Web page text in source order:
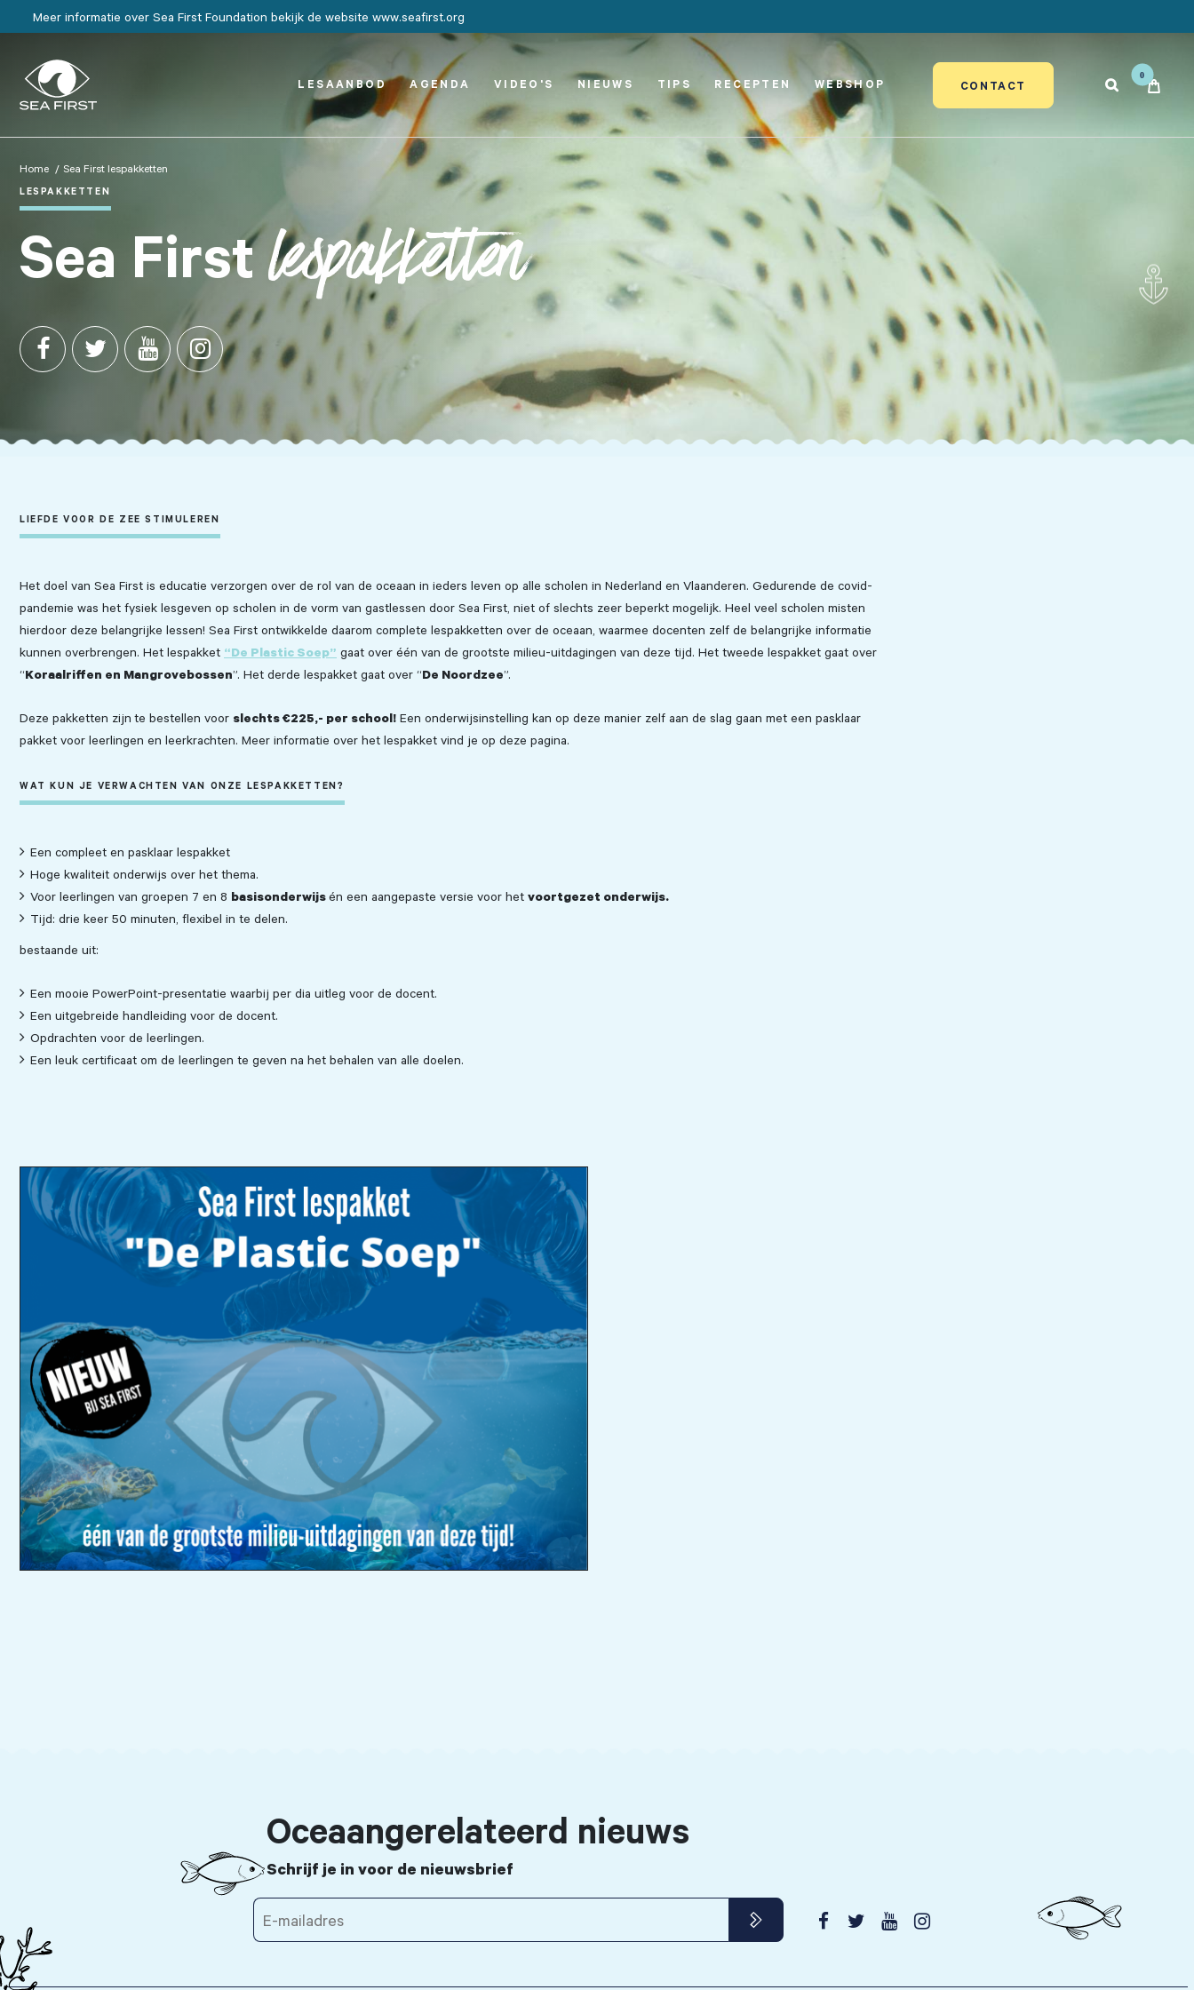
Meer informatie over Sea First Foundation bekijk de website www.seafirst.org
LESAANBOD AGENDA VIDEO'S NIEUWS TIPS RECEPTEN WEBSHOP CONTACT 
Home Sea First lespakketten
LESPAKKETTEN
Sea Firstlespakketten
   
LIEFDE VOOR DE ZEE STIMULEREN
Het doel van Sea First is educatie verzorgen over de rol van de oceaan in ieders leven op alle scholen in Nederland en Vlaanderen. Gedurende de covid-
pandemie was het fysiek lesgeven op scholen in de vorm van gastlessen door Sea First, niet of slechts zeer beperkt mogelijk. Heel veel scholen misten
hierdoor deze belangrijke lessen! Sea First ontwikkelde daarom complete lespakketten over de oceaan, waarmee docenten zelf de belangrijke informatie
kunnen overbrengen. Het lespakket “De Plastic Soep” gaat over één van de grootste milieu-uitdagingen van deze tijd. Het tweede lespakket gaat over
“Koraalriffen en Mangrovebossen”. Het derde lespakket gaat over “De Noordzee”.
Deze pakketten zijn te bestellen voor slechts €225,- per school! Een onderwijsinstelling kan op deze manier zelf aan de slag gaan met een pasklaar
pakket voor leerlingen en leerkrachten. Meer informatie over het lespakket vind je op deze pagina.
WAT KUN JE VERWACHTEN VAN ONZE LESPAKKETTEN?
Een compleet en pasklaar lespakket
Hoge kwaliteit onderwijs over het thema.
Voor leerlingen van groepen 7 en 8 basisonderwijsén een aangepaste versie voor het voortgezet onderwijs.
Tijd: drie keer 50 minuten, flexibel in te delen.
bestaande uit:
Een mooie PowerPoint-presentatie waarbij per dia uitleg voor de docent.
Een uitgebreide handleiding voor de docent.
Opdrachten voor de leerlingen.
Een leuk certificaat om de leerlingen te geven na het behalen van alle doelen.
Oceaangerelateerd nieuws
Schrijf je in voor de nieuwsbrief
   